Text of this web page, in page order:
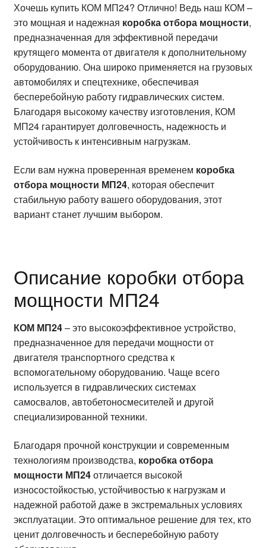
Хочешь купить КОМ МП24? Отлично! Ведь наш КОМ –
это мощная и надежная коробка отбора мощности,
предназначенная для эффективной передачи
крутящего момента от двигателя к дополнительному
оборудованию. Она широко применяется на грузовых
автомобилях и спецтехнике, обеспечивая
бесперебойную работу гидравлических систем.
Благодаря высокому качеству изготовления, КОМ
МП24 гарантирует долговечность, надежность и
устойчивость к интенсивным нагрузкам.
Если вам нужна проверенная временем коробка
отбора мощности МП24, которая обеспечит
стабильную работу вашего оборудования, этот
вариант станет лучшим выбором.
Описание коробки отбора
мощности МП24
КОМ МП24– это высокоэффективное устройство,
предназначенное для передачи мощности от
двигателя транспортного средства к
вспомогательному оборудованию. Чаще всего
используется в гидравлических системах
самосвалов, автобетоносмесителей и другой
специализированной техники.
Благодаря прочной конструкции и современным
технологиям производства, коробка отбора
мощности МП24отличается высокой
износостойкостью, устойчивостью к нагрузкам и
надежной работой даже в экстремальных условиях
эксплуатации. Это оптимальное решение для тех, кто
ценит долговечность и бесперебойную работу